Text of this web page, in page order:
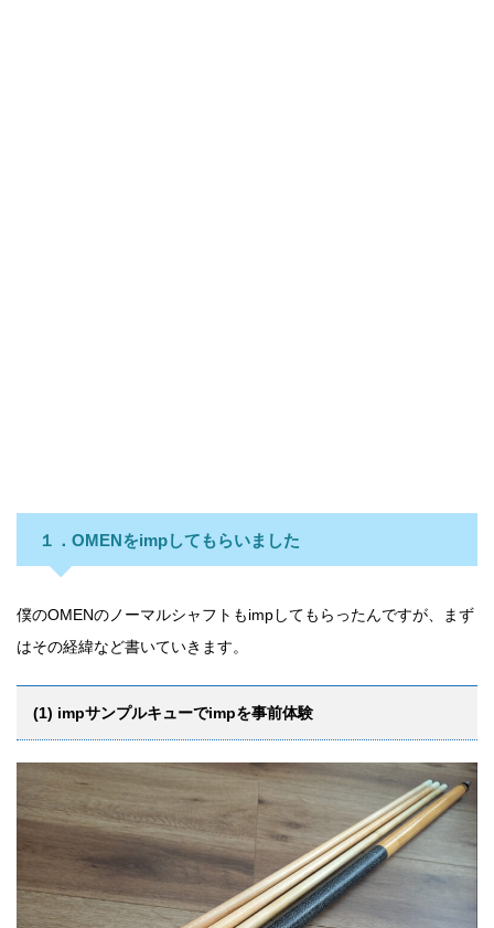
１．OMENをimpしてもらいました
僕のOMENのノーマルシャフトもimpしてもらったんですが、まず
はその経緯など書いていきます。
(1) impサンプルキューでimpを事前体験